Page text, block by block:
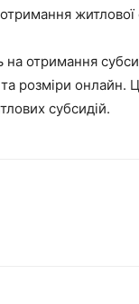
житлової
на отримання
розміри онлайн.
субсидій.